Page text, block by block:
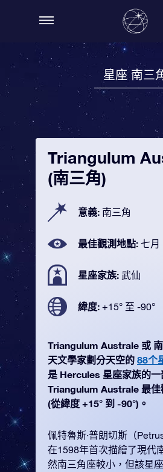
星座 南三
Triangulum
(南三角)
意義: 南三角
最佳觀測地點: 七月
星座家族: 武仙
緯度: +15° 至 -90°
Triangulum Australe 或
天文學家劃分天空的 88个
是 Hercules 星座家族的一
Triangulum Australe 最佳
(從緯度 +15° 到 -90°)。
佩特魯斯·普朗切斯（
在1598年首次描繪了現代
然南三角座較小，但該星